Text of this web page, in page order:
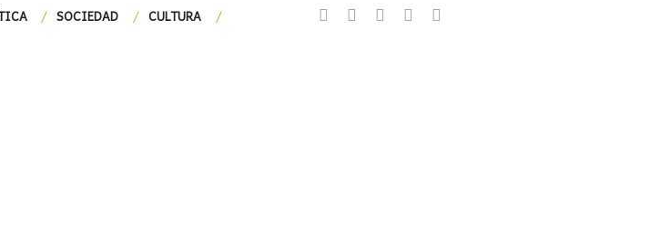
SOCIEDAD
CULTURA